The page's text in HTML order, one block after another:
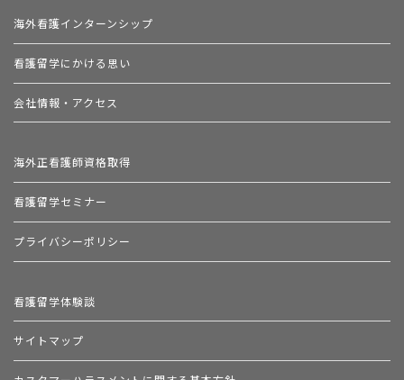
海外看護インターンシップ
看護留学にかける思い
会社情報・アクセス
海外正看護師資格取得
看護留学セミナー
プライバシーポリシー
看護留学体験談
サイトマップ